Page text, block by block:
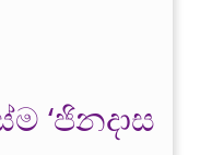
‘ජිනදාස